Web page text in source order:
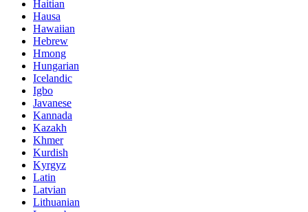
Haitian
Hausa
Hawaiian
Hebrew
Hmong
Hungarian
Icelandic
Igbo
Javanese
Kannada
Kazakh
Khmer
Kurdish
Kyrgyz
Latin
Latvian
Lithuanian